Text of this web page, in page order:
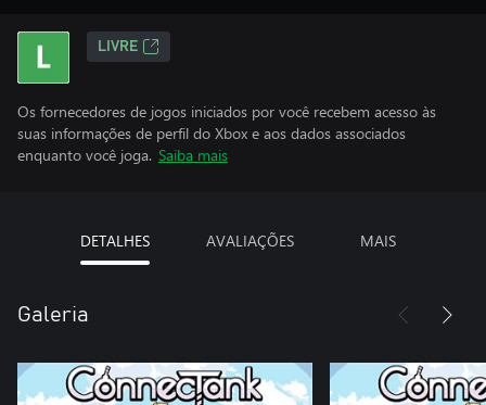
LIVRE
Os fornecedores de jogos iniciados por você recebem acesso às
suas informações de perfil do Xbox e aos dados associados
enquanto você joga. Saiba mais
DETALHES AVALIAÇÕES MAIS
Galeria